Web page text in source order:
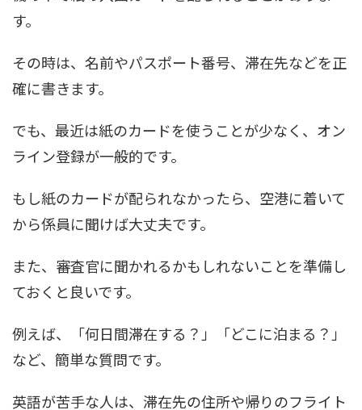
す。
その時は、名前やパスポート番号、滞在先などを正
確に書きます。
でも、最近は紙のカードを使うことが少なく、オン
ライン登録が一般的です。
もし紙のカードが配られなかったら、空港に着いて
から係員に聞けば大丈夫です。
また、審査官に聞かれるかもしれないことを準備し
ておくと良いです。
例えば、「何日間滞在する？」「どこに泊まる？」
など、簡単な質問です。
英語が苦手な人は、滞在先の住所や帰りのフライト